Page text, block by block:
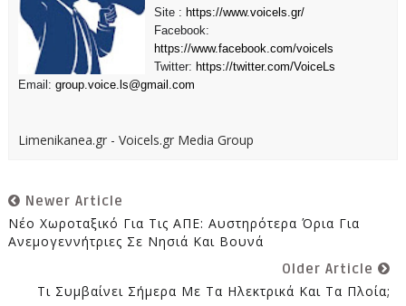
Site : https://www.voicels.gr/
Facebook:
https://www.facebook.com/voicels
Twitter: https://twitter.com/VoiceLs
Email: group.voice.ls@gmail.com
Limenikanea.gr - Voicels.gr Media Group
Newer Article
Νέο Χωροταξικό Για Τις ΑΠΕ: Αυστηρότερα Όρια Για
Ανεμογεννήτριες Σε Νησιά Και Βουνά
Older Article
Τι Συμβαίνει Σήμερα Με Τα Ηλεκτρικά Και Τα Πλοία;